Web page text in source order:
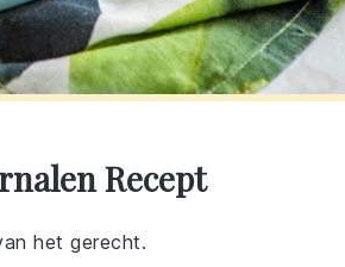
Recept
het gerecht.